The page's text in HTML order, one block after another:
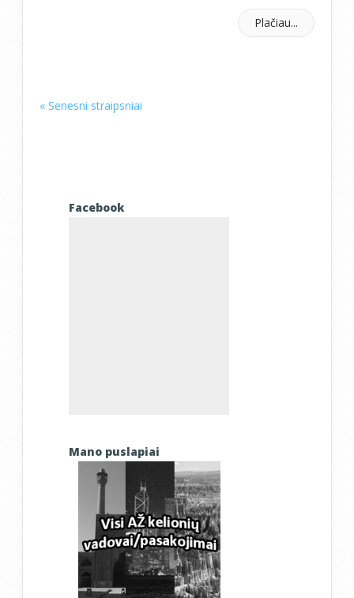
Plačiau...
« Senesni straipsniai
Facebook
Mano puslapiai